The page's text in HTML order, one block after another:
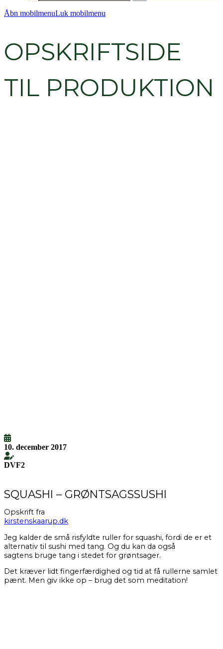
Åbn mobilmenuLuk mobilmenu
OPSKRIFTSIDE
TIL PRODUKTION
10. december 2017
DVF2
SQUASHI – GRØNTSAGSSUSHI
Opskrift fra
kirstenskaarup.dk
Jeg kalder de små risfyldte ruller for squashi, fordi de er et
alternativ til sushi med tang. Og du kan da også
sagtens bruge tang i stedet for grøntsager.
Det kræver lidt fingerfærdighed og tid at få rullerne samlet
pænt. Men giv ikke op – brug det som meditation!